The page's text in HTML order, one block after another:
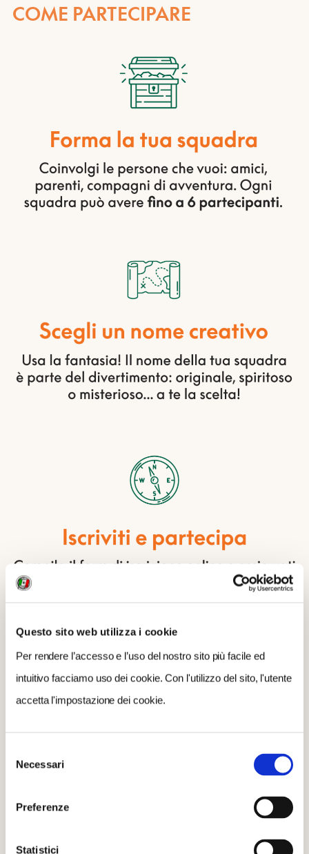
Questo sito web utilizza i cookie
Per rendere l’accesso e l’uso del nostro sito più facile ed
intuitivo facciamo uso dei cookie. Con l'utilizzo del sito, l'utente
accetta l'impostazione dei cookie.
delNecessari
Preferenze
Statistici
COME PARTECIPARE